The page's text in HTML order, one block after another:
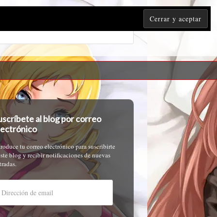
al blog por correo
tu correo electrónico para suscribirte
blog y recibir notificaciones de nuevas